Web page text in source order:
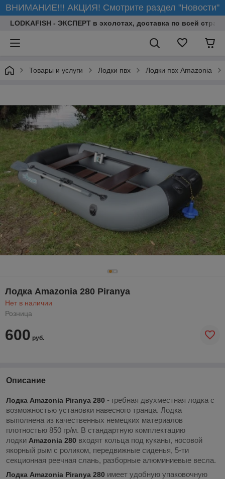
ВНИМАНИЕ!!! АКЦИЯ! Смотрите раздел "Новости"
LODKAFISH - ЭКСПЕРТ в эхолотах, доставка по всей стране
Товары и услуги Лодки пвх Лодки пвх Amazonia
Лодка Amazonia 280 Piranya
Нет в наличии
Розница
600 руб.
Описание
Лодка Amazonia Piranya 280 - гребная двухместная лодка с
возможностью установки навесного транца. Лодка
выполнена из качественных немецких материалов
плотностью 850 гр/м. В стандартную комплектацию
лодки Amazonia 280 входят кольца под куканы, носовой
якорный рым с роликом, передвижные сиденья, 5-ти
секционная реечная слань, разборные алюминиевые весла.
Лодка Amazonia Piranya 280 имеет удобную упаковочную